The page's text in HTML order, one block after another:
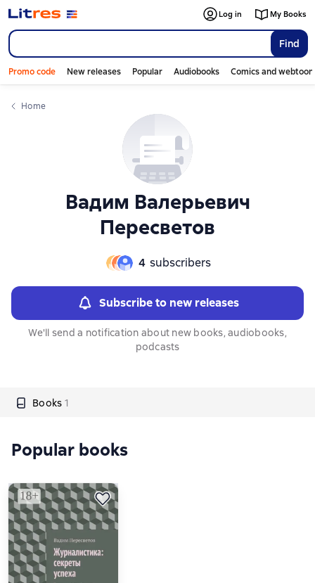
Find
Log in My Books
Promo code New releases Popular Audiobooks Comics and
Home
Вадим Валерьевич
Пересветов
4 subscribers
Subscribe to new releases
We'll send a notification about new books, audiobooks,
podcasts
Books 1
Слайдер с книгами
Popular books